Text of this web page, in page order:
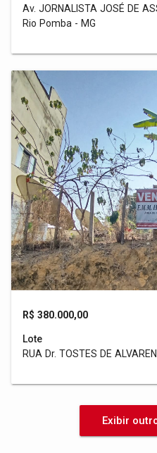
Av. JORNALISTA JOSÉ DE
Rio Pomba - MG
R$ 380.000,00
Lote
RUA Dr. TOSTES DE
Exibir